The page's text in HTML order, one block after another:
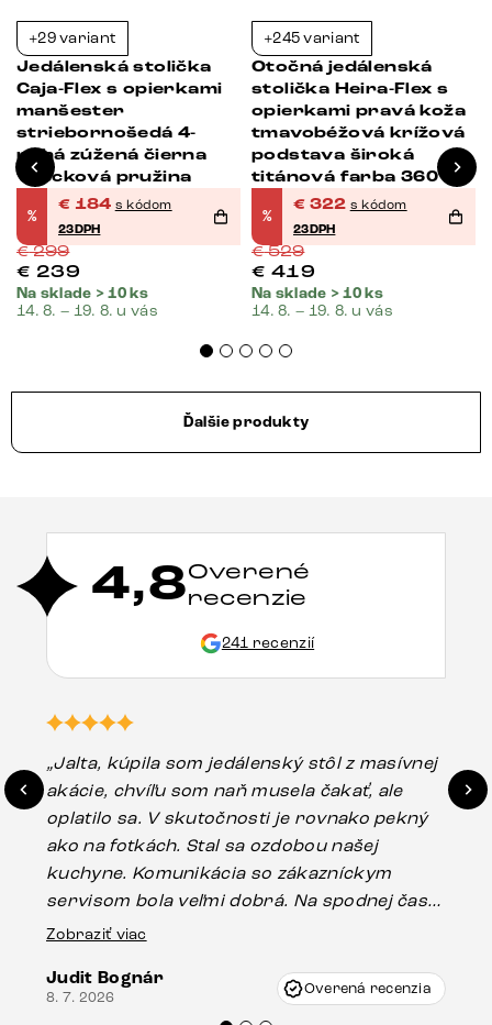
+29 variant
Jedálenská stolička
Caja-Flex s opierkami
manšester
striebornošedá 4-
nohá zúžená čierna
vrecková pružina
%
€ 184 s kódom
23DPH
€299
€ 239
Na sklade > 10 ks
14. 8. – 19. 8. u vás
+245 variant
Otočná jedálenská
stolička Heira-Flex s
opierkami pravá koža
tmavobéžová krížová
podstava široká
titánová farba 360°
otočná vrecková
pružina
%
€ 322 s kódom
23DPH
€529
€ 419
Na sklade > 10 ks
14. 8. – 19. 8. u vás
Ďalšie produkty
4,8Overené
recenzie
241 recenzií
„Jalta, kúpila som jedálenský stôl z masívnej
akácie, chvíľu som naň musela čakať, ale
oplatilo sa. V skutočnosti je rovnako pekný
ako na fotkách. Stal sa ozdobou našej
kuchyne. Komunikácia so zákazníckym
servisom bola veľmi dobrá. Na spodnej časti
stola bolo malé poškodenie, pravdepodobne
Vincze pri riešení mojej záležitosti pristúpili
veľmi korektne. Odporúčam produkty Delife
Zobraziť viac
Judit Bognár
8. 7. 2026 Overená recenzia